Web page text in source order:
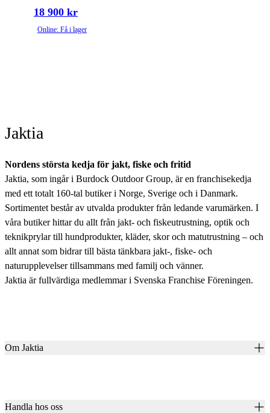
18 900 kr
Online: Få i lager
Jaktia
Nordens största kedja för jakt, fiske och fritid
Jaktia, som ingår i Burdock Outdoor Group, är en franchisekedja
med ett totalt 160-tal butiker i Norge, Sverige och i Danmark.
Sortimentet består av utvalda produkter från ledande varumärken. I
våra butiker hittar du allt från jakt- och fiskeutrustning, optik och
teknikprylar till hundprodukter, kläder, skor och matutrustning – och
allt annat som bidrar till bästa tänkbara jakt-, fiske- och
naturupplevelser tillsammans med familj och vänner.
Jaktia är fullvärdiga medlemmar i Svenska Franchise Föreningen.
Om Jaktia
Karriär
Handla hos oss